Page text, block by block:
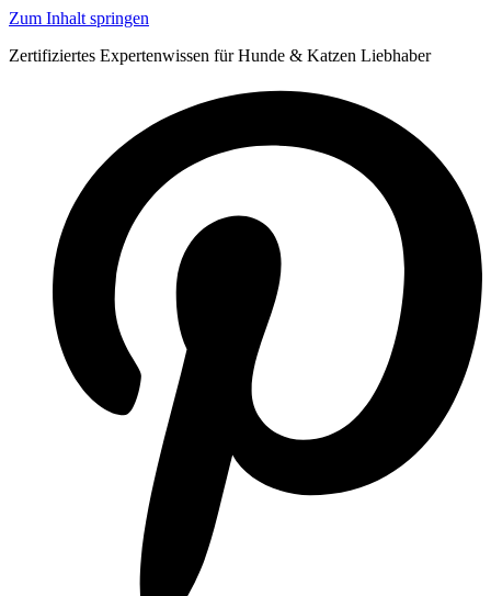
Zum Inhalt springen
Zertifiziertes Expertenwissen für Hunde & Katzen Liebhaber